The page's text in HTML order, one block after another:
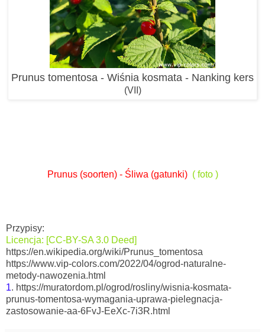
Prunus tomentosa - Wiśnia kosmata - Nanking kers
(VII)
Prunus (soorten) - Śliwa (gatunki) ( foto )
Przypisy:
Licencja: [CC-BY-SA 3.0 Deed]
https://en.wikipedia.org/wiki/Prunus_tomentosa
https://www.vip-colors.com/2022/04/ogrod-naturalne-
metody-nawozenia.html
1. https://muratordom.pl/ogrod/rosliny/wisnia-kosmata-
prunus-tomentosa-wymagania-uprawa-pielegnacja-
zastosowanie-aa-6FvJ-EeXc-7i3R.html